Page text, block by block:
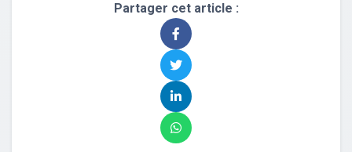
Partager cet article :